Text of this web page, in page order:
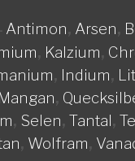
Antimon, Arsen,
, Kalzium,
, Indium,
Mangan,
, Selen, Tantal,
, Wolfram,